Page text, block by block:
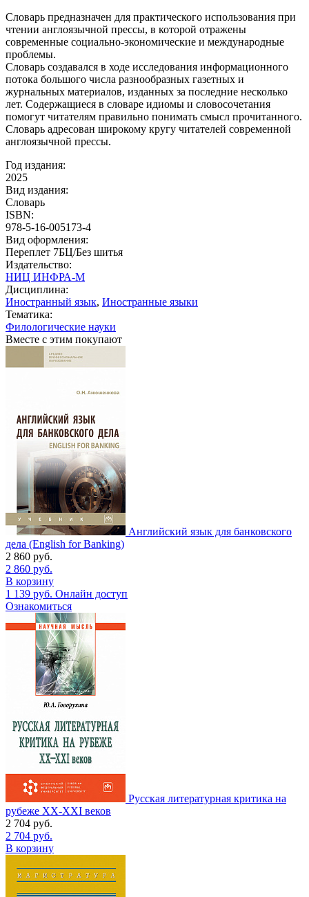
Словарь предназначен для практического использования при
чтении англоязычной прессы, в которой отражены
современные социально-экономические и международные
проблемы.
Словарь создавался в ходе исследования информационного
потока большого числа разнообразных газетных и
журнальных материалов, изданных за последние несколько
лет. Содержащиеся в словаре идиомы и словосочетания
помогут читателям правильно понимать смысл прочитанного.
Словарь адресован широкому кругу читателей современной
англоязычной прессы.
Год издания:
2025
Вид издания:
Словарь
ISBN:
978-5-16-005173-4
Вид оформления:
Переплет 7БЦ/Без шитья
Издательство:
НИЦ ИНФРА-М
Дисциплина:
Иностранный язык, Иностранные языки
Тематика:
Филологические науки
Вместе с этим покупают
Английский язык для банковского
дела (English for Banking)
2 860 руб.
2 860 руб.
В корзину
1 139 руб. Онлайн доступ
Ознакомиться
Русская литературная критика на
рубеже ХХ-ХХI веков
2 704 руб.
2 704 руб.
В корзину